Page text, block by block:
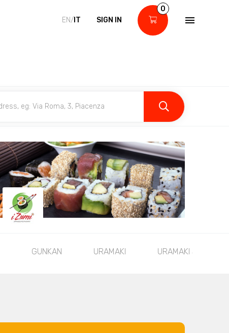
EN/ IT SIGN IN
0
GUNKAN URAMAKI URAMAKI SPECIAL